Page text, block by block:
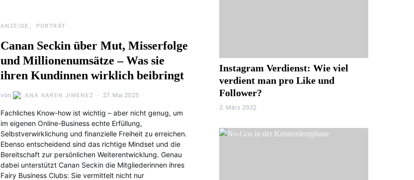
ANZEIGE PORTRÄT
Canan Seckin über Mut, Misserfolge
und Millionenumsätze – Was sie
ihren Kundinnen wirklich beibringt
von ANA KAREN JIMENEZ 27. Mai 2025
Fachliches Know-how ist wichtig – aber nicht genug, um
im eigenen Online-Business echte Erfüllung,
Selbstverwirklichung und finanzielle Freiheit zu erreichen.
Ebenso entscheidend sind das richtige Mindset und die
Bereitschaft zur persönlichen Weiterentwicklung. Genau
dabei unterstützt Canan Seckin die Mitgliederinnen ihres
Fairy Business Clubs: Sie vermittelt nicht nur
Instagram Verdienst: Wie viel
verdient man pro Like und
Follower?
2. März 2022